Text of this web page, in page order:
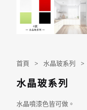
首頁 > 水晶玻系列 >
水晶玻系列
水晶噴漆色皆可做。